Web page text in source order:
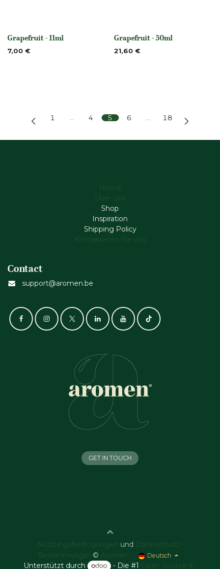
None
Grapefruit - 11ml
7,00 € None
Grapefruit - 50ml
21,60 €
1 … 4 5 6 … 18
Home
Über uns
Shop
Inspiration
Shipping Policy
Kontaktieren Sie uns
Contact
support@aromen.be
GET IN TOUCH
Nutzungsbedingungen und
Datenschutz-
Bestimmungen © Aromen Deutsch
Unterstützt durch - Die #1 Open-Source-E-